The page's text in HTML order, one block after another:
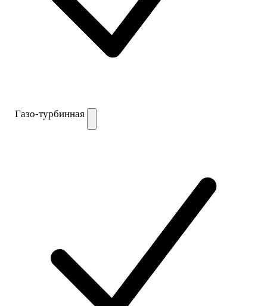
Газо-турбинная